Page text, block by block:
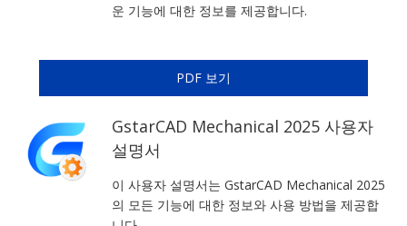
운 기능에 대한 정보를 제공합니다.
PDF 보기
GstarCAD Mechanical 2025 사용자
설명서
이 사용자 설명서는 GstarCAD Mechanical 2025
의 모든 기능에 대한 정보와 사용 방법을 제공합